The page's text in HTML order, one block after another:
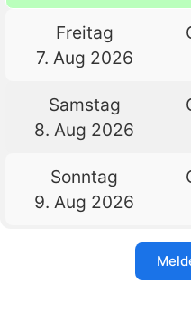
Freitag
7. Aug 2026
Samstag
8. Aug 2026
Sonntag
9. Aug 2026